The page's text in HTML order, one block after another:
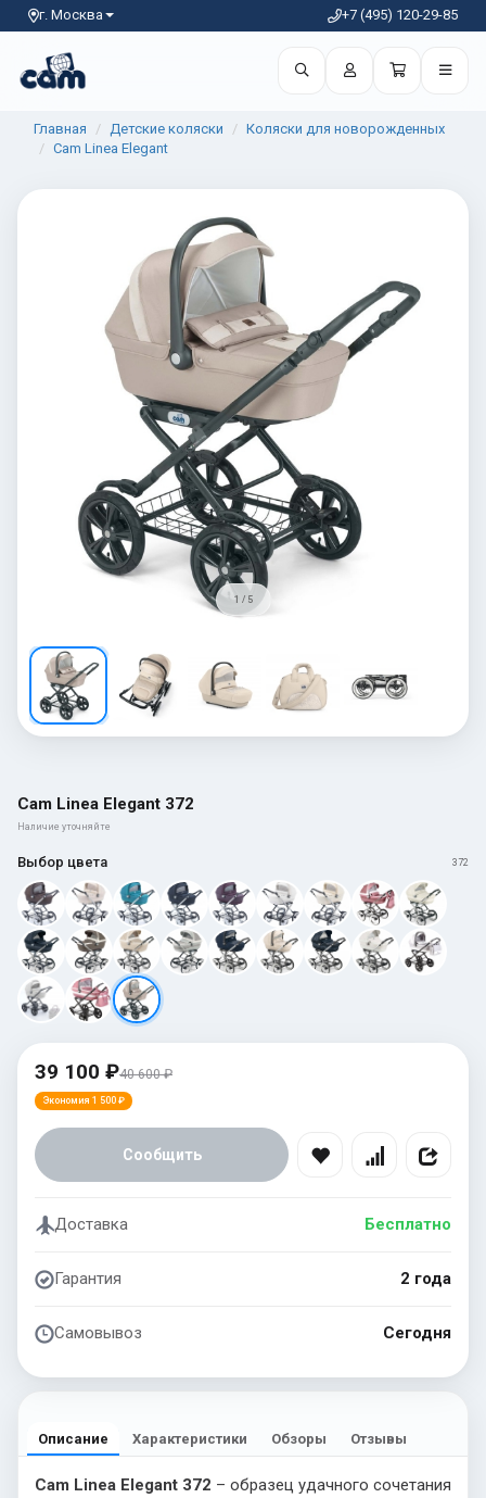
г. Москва +7 (495) 120-29-85
Главная Детские коляски
Коляски для новорожденных
Cam Linea Elegant
1 / 5
Cam Linea Elegant 372
Наличие уточняйте
Выбор цвета 372
39 100 ₽40 600 ₽
Экономия 1 500 ₽
Сообщить
Доставка Бесплатно
Гарантия 2 года
Самовывоз Сегодня
Описание Характеристики Обзоры Отзывы
Cam Linea Elegant 372 – образец удачного сочетания